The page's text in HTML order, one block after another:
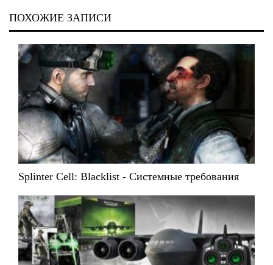
ПОХОЖИЕ ЗАПИСИ
Splinter Cell: Blacklist - Системные требования